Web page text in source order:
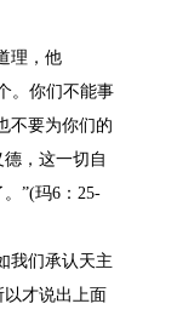
理，他
。你们不能事
不要为你们的
，这一切自
”(玛6： 25-
我们承认天主
才说出上面